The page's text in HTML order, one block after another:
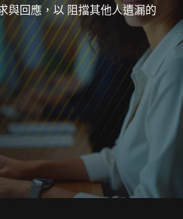
與回應，以 阻擋其他人遺漏的